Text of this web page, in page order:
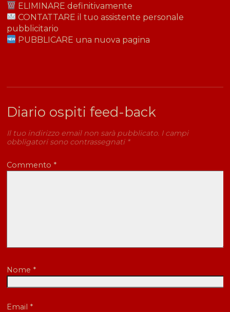
ELIMINARE definitivamente
CONTATTARE il tuo assistente personale
pubblicitario
PUBBLICARE una nuova pagina
Diario ospiti feed-back
Il tuo indirizzo email non sarà pubblicato. I campi
obbligatori sono contrassegnati *
Commento *
Nome *
Email *